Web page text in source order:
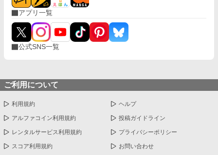
アプリ一覧
公式SNS一覧
ご利用について
利用規約 ヘルプ
アルファコイン利用規約 投稿ガイドライン
レンタルサービス利用規約 プライバシーポリシー
スコア利用規約 お問い合わせ